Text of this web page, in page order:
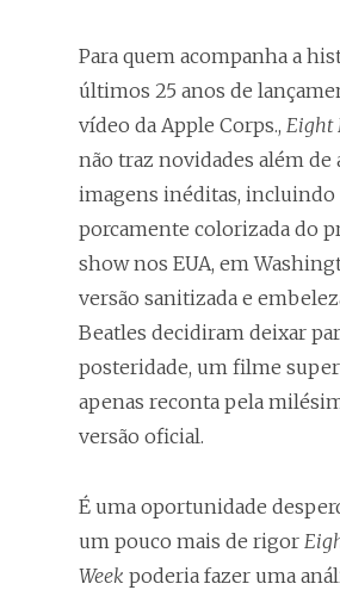
Para quem acompanha a
últimos 25 anos de
vídeo da Apple Corps., Eight
não traz novidades além de
imagens inéditas, incluindo
porcamente colorizada do
show nos EUA, em
versão sanitizada e
Beatles decidiram deixar
posteridade, um filme
apenas reconta pela
versão oficial.
É uma oportunidade
um pouco mais de rigor
Week poderia fazer uma